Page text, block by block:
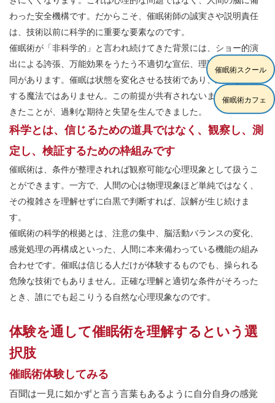
わった安全機構です。だからこそ、催眠術師の誠実さや説明責任
は、技術以前に科学的に重要な要素なのです。
催眠術が「非科学的」と言われ続けてきた背景には、ショー的演
出による誇張、万能効果をうたう不適切な宣伝、理論と実践の混
同があります。催眠は状態を変化させる技術であり、結果を保証
する魔法ではありません。この前提が共有されないまま語られて
きたことが、過剰な期待と失望を生んできました。
科学とは、信じるための道具ではなく、観察し、測
定し、検証するための枠組みです
催眠術は、条件が整理されれば観察可能な心理現象として扱うこ
とができます。一方で、人間の心は物理現象ほど単純ではなく、
その複雑さを理解せずに白黒で判断すれば、誤解が生じ続けま
す。
催眠術の科学的根拠とは、注意の集中、脳活動バランスの変化、
感覚処理の再構成といった、人間に本来備わっている機能の組み
合わせです。催眠は信じる人だけが体験するものでも、操られる
危険な技術でもありません。正確な理解と適切な条件がそろった
とき、誰にでも起こりうる自然な心理現象なのです。
体験を通して催眠術を理解するという選
択肢
催眠術体験してみる
百聞は一見に如かずと言う言葉もあるように自分自身の感覚
催眠術スクール
催眠術カフェ